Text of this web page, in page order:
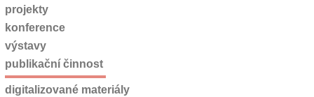
projekty
konference
výstavy
publikační činnost
digitalizované materiály